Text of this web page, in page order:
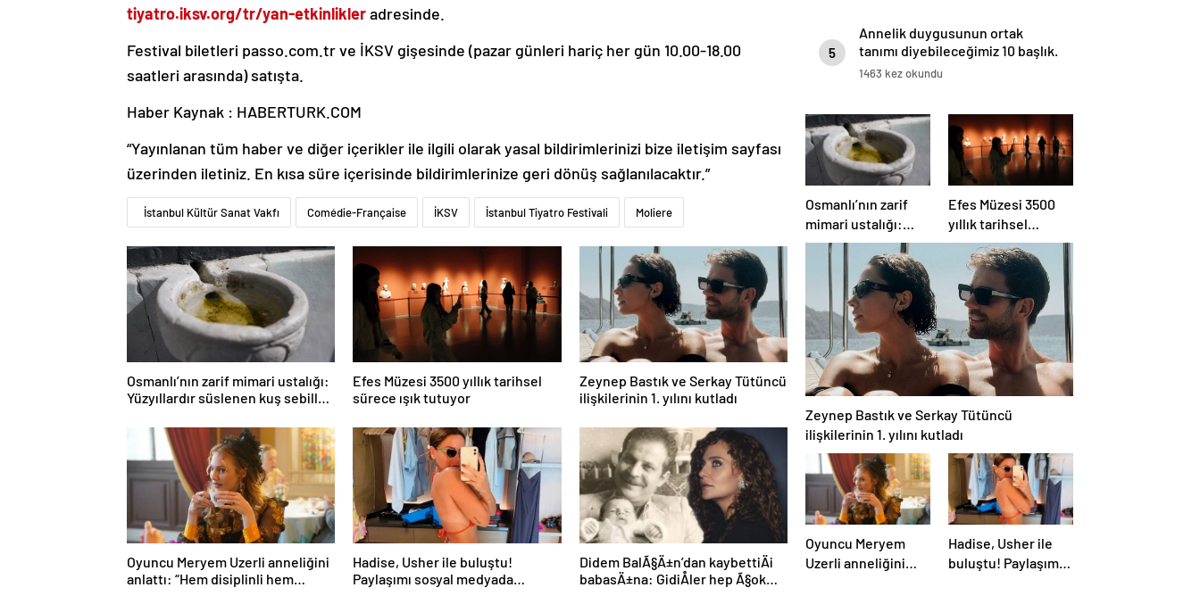
tiyatro.iksv.org/tr/yan-etkinlikleradresinde.
Festival biletleri passo.com.tr ve İKSV gişesinde (pazar günleri hariç her gün 10.00-18.00
saatleri arasında) satışta.
Haber Kaynak : HABERTURK.COM
“Yayınlanan tüm haber ve diğer içerikler ile ilgili olarak yasal bildirimlerinizi bize iletişim sayfası
üzerinden iletiniz. En kısa süre içerisinde bildirimlerinize geri dönüş sağlanılacaktır.”
İstanbul Kültür Sanat Vakfı Comédie-Française İKSV İstanbul Tiyatro Festivali Moliere
Osmanlı’nın zarif mimari ustalığı:
Yüzyıllardır süslenen kuş sebilleri
Efes Müzesi 3500 yıllık tarihsel
sürece ışık tutuyor
Zeynep Bastık ve Serkay Tütüncü
ilişkilerinin 1. yılını kutladı
Oyuncu Meryem Uzerli anneliğini
anlattı: “Hem disiplinli hem
Hadise, Usher ile buluştu!
Paylaşımı sosyal medyada
Didem BalÃ§Ä±n’dan kaybettiÄi
babasÄ±na: GidiÅler hep Ã§ok
5
Annelik duygusunun ortak
tanımı diyebileceğimiz 10 başlık.
1463 kez okundu
Osmanlı’nın zarif
mimari ustalığı:
Yüzyıllardır
süslenen kuş
sebilleri ve
çanakları
Efes Müzesi 3500
yıllık tarihsel
sürece ışık tutuyor
Zeynep Bastık ve Serkay Tütüncü
ilişkilerinin 1. yılını kutladı
Oyuncu Meryem
Uzerli anneliğini
Hadise, Usher ile
buluştu! Paylaşımı